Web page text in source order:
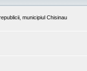
municipiul Chisinau